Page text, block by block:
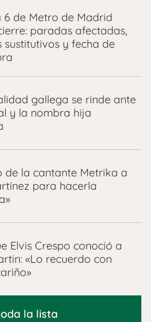
6 de Metro de Madrid
paradas afectadas,
sustitutivos y fecha de
gallega se rinde ante
y la nombra hija
de la cantante Metrika a
para hacerla
Elvis Crespo conoció a
«Lo recuerdo con
la lista